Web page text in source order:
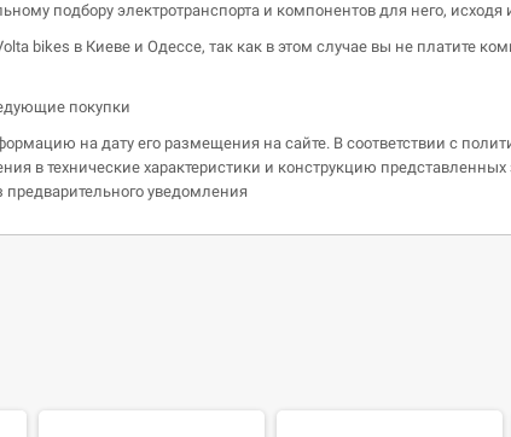
подбору электротранспорта и компонентов для него,
bikes в Киеве и Одессе, так как в этом случае вы не платите
покупки
на дату его размещения на сайте. В соответствии с
в технические характеристики и конструкцию
предварительного уведомления